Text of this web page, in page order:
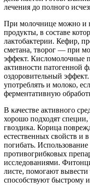
лечения до полного
При молочнице можно и
продукты, в составе
лактобактерии. Кефир,
сметана, творог — при
эффект. Кисломолочные
активности патогенной
оздоровительный
употреблять и молоко,
ферментативную
В качестве активного
хорошо подходят специи,
гвоздика. Корица
естественных свойств и
погибать. Использование
противогрибковых
исследованиями.
листе, помогают
способствуют быстрому